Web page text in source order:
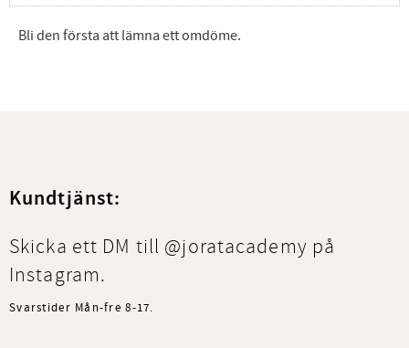
Bli den första att lämna ett omdöme.
Kundtjänst:
Skicka ett DM till @joratacademy på
Instagram.
Svarstider Mån-fre 8-17.